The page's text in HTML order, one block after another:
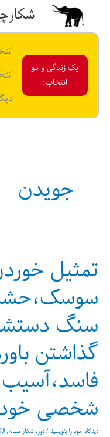
محتوا
یک زندگی و دو
انتخاب:
جویدن
تمثیل
سنگ
گذاشتن
شخصی
دیدگاه‌ خود را بنویسید /دوره شکار مساله,